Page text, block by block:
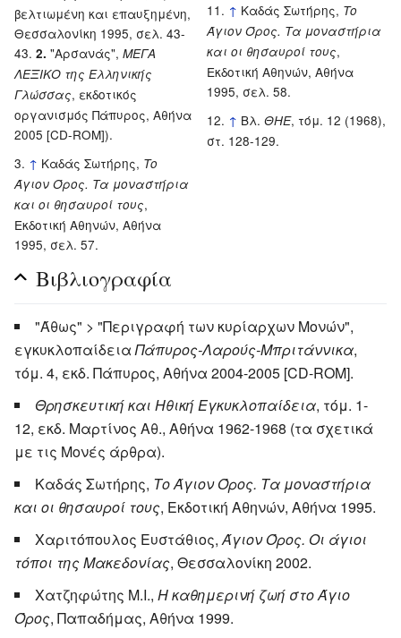
βελτιωμένη και επαυξημένη,
Θεσσαλονίκη 1995, σελ. 43-
43. 2. "Αρσανάς", ΜΕΓΑ
ΛΕΞΙΚΟ της Ελληνικής
Γλώσσας, εκδοτικός
οργανισμός Πάπυρος, Αθήνα
2005 [CD-ROM]).
↑ Καδάς Σωτήρης, Το
Άγιον Όρος. Τα μοναστήρια
και οι θησαυροί τους,
Εκδοτική Αθηνών, Αθήνα
1995, σελ. 57.
↑ Καδάς Σωτήρης, Το
Άγιον Όρος. Τα μοναστήρια
και οι θησαυροί τους,
Εκδοτική Αθηνών, Αθήνα
1995, σελ. 58.
↑ Βλ.ΘΗΕ, τόμ. 12 (1968),
στ. 128-129.
Βιβλιογραφία
"Άθως" > "Περιγραφή των κυρίαρχων Μονών",
εγκυκλοπαίδεια Πάπυρος-Λαρούς-Μπριτάννικα,
τόμ. 4, εκδ. Πάπυρος, Αθήνα 2004-2005 [CD-ROM].
Θρησκευτική και Ηθική Εγκυκλοπαίδεια, τόμ. 1-
12, εκδ. Μαρτίνος Αθ., Αθήνα 1962-1968 (τα σχετικά
με τις Μονές άρθρα).
Καδάς Σωτήρης, Το Άγιον Όρος. Τα μοναστήρια
και οι θησαυροί τους, Εκδοτική Αθηνών, Αθήνα 1995.
Χαριτόπουλος Ευστάθιος, Άγιον Όρος. Οι άγιοι
τόποι της Μακεδονίας, Θεσσαλονίκη 2002.
Χατζηφώτης Μ.Ι., Η καθημερινή ζωή στο Άγιο
Όρος, Παπαδήμας, Αθήνα 1999.